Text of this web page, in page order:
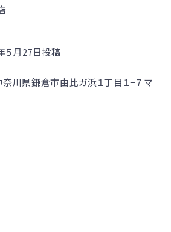
月27日投稿
川県鎌倉市由比ガ浜１丁目１−７ マ